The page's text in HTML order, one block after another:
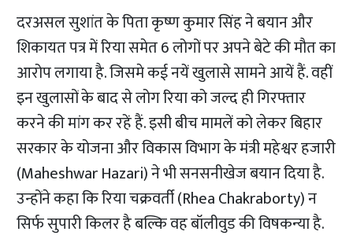
दरअसल सुशांत के पिता कृष्ण कुमार सिंह ने बयान और
शिकायत पत्र में रिया समेत 6 लोगों पर अपने बेटे की मौत का
आरोप लगाया है. जिसमे कई नयें खुलासे सामने आयें हैं. वहीं
इन खुलासों के बाद से लोग रिया को जल्द ही गिरफ्तार
करने की मांग कर रहें हैं. इसी बीच मामलें को लेकर बिहार
सरकार के योजना और विकास विभाग के मंत्री महेश्वर हजारी
(Maheshwar Hazari) ने भी सनसनीखेज बयान दिया है.
उन्‍होंने कहा कि रिया चक्रवर्ती (Rhea Chakraborty) न
सिर्फ सुपारी किलर है बल्कि वह बॉलीवुड की विषकन्या है.